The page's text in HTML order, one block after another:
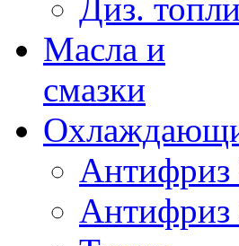
Диз.
Масла и
смазки
Антифриз
Антифриз